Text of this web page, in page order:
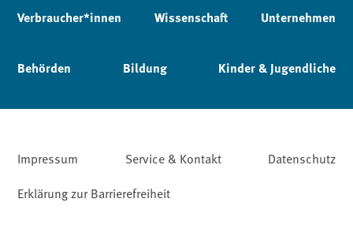
Verbraucher*innen Wissenschaft Unternehmen
Behörden Bildung Kinder & Jugendliche
Impressum Service & Kontakt
Datenschutz
Erklärung zur Barrierefreiheit